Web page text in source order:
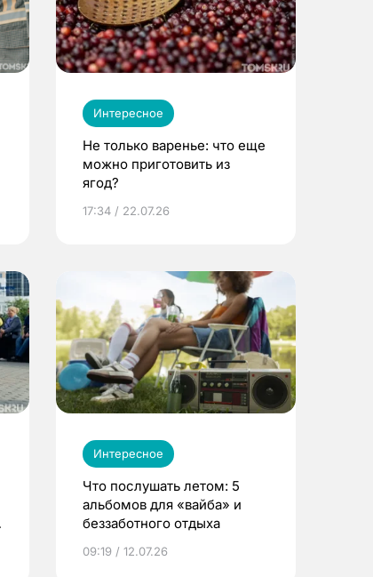
Интересное
Не только варенье: что еще
можно приготовить из
ягод?
17:34 / 22.07.26
Интересное
Что послушать летом: 5
альбомов для «вайба» и
беззаботного отдыха
09:19 / 12.07.26